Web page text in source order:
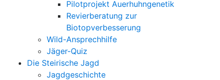
Pilotprojekt Auerhuhngenetik
Revierberatung zur
Biotopverbesserung
Wild-Ansprechhilfe
Jäger-Quiz
Die Steirische Jagd
Jagdgeschichte